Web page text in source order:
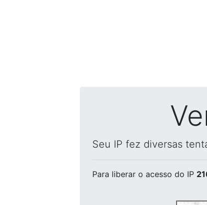
Seu IP fez diversas
Para liberar o acesso do IP